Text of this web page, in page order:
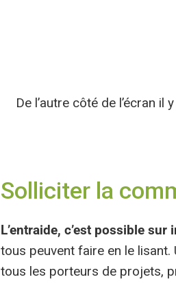
De l’autre côté de l’écran il
Solliciter la
L’entraide, c’est possible sur
tous peuvent faire en le
tous les porteurs de projets,